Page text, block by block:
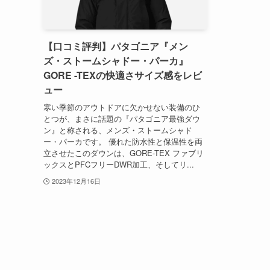
【口コミ評判】パタゴニア『メン
ズ・ストームシャドー・パーカ』
GORE -TEXの快適さサイズ感をレビ
ュー
寒い季節のアウトドアに欠かせない装備のひ
とつが、まさに話題の『パタゴニア最強ダウ
ン』と称される、メンズ・ストームシャド
ー・パーカです。 優れた防水性と保温性を両
立させたこのダウンは、GORE-TEX ファブリ
ックスとPFCフリーDWR加工、そしてリ...
2023年12月16日